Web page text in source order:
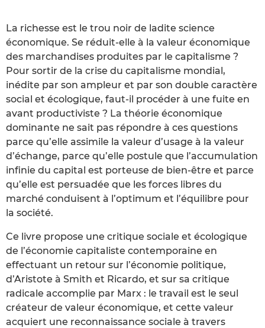
La richesse est le trou noir de ladite science
économique. Se réduit-elle à la valeur économique
des marchandises produites par le capitalisme ?
Pour sortir de la crise du capitalisme mondial,
inédite par son ampleur et par son double caractère
social et écologique, faut-il procéder à une fuite en
avant productiviste ? La théorie économique
dominante ne sait pas répondre à ces questions
parce qu’elle assimile la valeur d’usage à la valeur
d’échange, parce qu’elle postule que l’accumulation
infinie du capital est porteuse de bien-être et parce
qu’elle est persuadée que les forces libres du
marché conduisent à l’optimum et l’équilibre pour
la société.
Ce livre propose une critique sociale et écologique
de l’économie capitaliste contemporaine en
effectuant un retour sur l’économie politique,
d’Aristote à Smith et Ricardo, et sur sa critique
radicale accomplie par Marx : le travail est le seul
créateur de valeur économique, et cette valeur
acquiert une reconnaissance sociale à travers